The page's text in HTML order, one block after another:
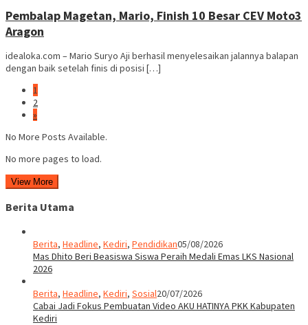
Pembalap Magetan, Mario, Finish 10 Besar CEV Moto3
Aragon
idealoka.com – Mario Suryo Aji berhasil menyelesaikan jalannya balapan
dengan baik setelah finis di posisi […]
1
2
»
No More Posts Available.
No more pages to load.
View More
Berita Utama
Berita, Headline, Kediri, Pendidikan05/08/2026
Mas Dhito Beri Beasiswa Siswa Peraih Medali Emas LKS Nasional
2026
Berita, Headline, Kediri, Sosial20/07/2026
Cabai Jadi Fokus Pembuatan Video AKU HATINYA PKK Kabupaten
Kediri